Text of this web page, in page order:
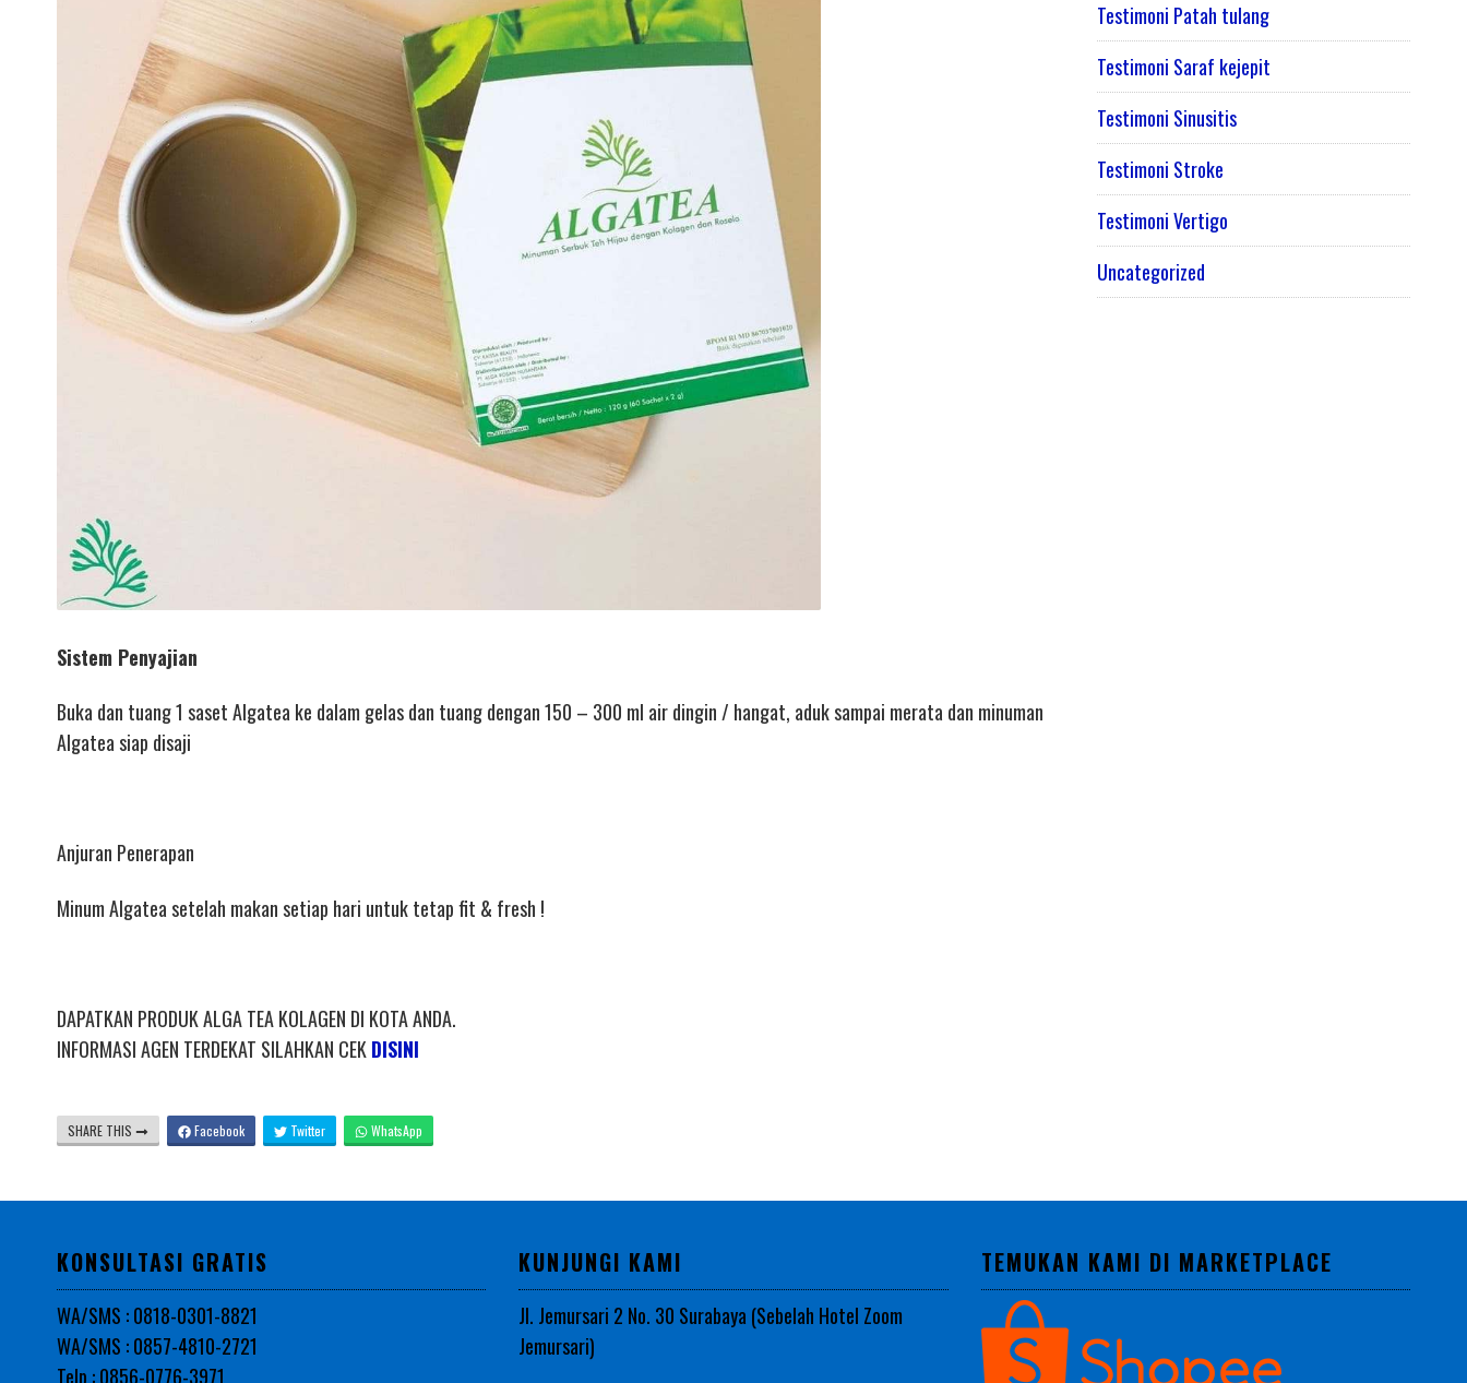
Sistem Penyajian
Buka dan tuang 1 saset Algatea ke dalam gelas dan tuang dengan 150 – 300 ml air dingin / hangat, aduk sampai merata dan minuman
Algatea siap disaji
Anjuran Penerapan
Minum Algatea setelah makan setiap hari untuk tetap fit & fresh !
DAPATKAN PRODUK ALGA TEA KOLAGEN DI KOTA ANDA.
INFORMASI AGEN TERDEKAT SILAHKAN CEK DISINI
SHARE THIS Facebook Twitter WhatsApp
Testimoni Patah tulang
Testimoni Saraf kejepit
Testimoni Sinusitis
Testimoni Stroke
Testimoni Vertigo
Uncategorized
KONSULTASI GRATIS
WA/SMS : 0818-0301-8821
WA/SMS : 0857-4810-2721
Telp : 0856-0776-3971
KUNJUNGI KAMI
Jl. Jemursari 2 No. 30 Surabaya (Sebelah Hotel Zoom
Jemursari)
TEMUKAN KAMI DI MARKETPLACE